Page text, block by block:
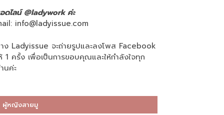
ดไลน์ @ladywork ค่ะ
info@ladyissue.com
ง Ladyissue จะถ่ายรูปและลงโพส Facebook
1 ครั้ง เพื่อเป็นการขอบคุณและให้กำลังใจทุก
นค่ะ
ผู้หญิงสายมู